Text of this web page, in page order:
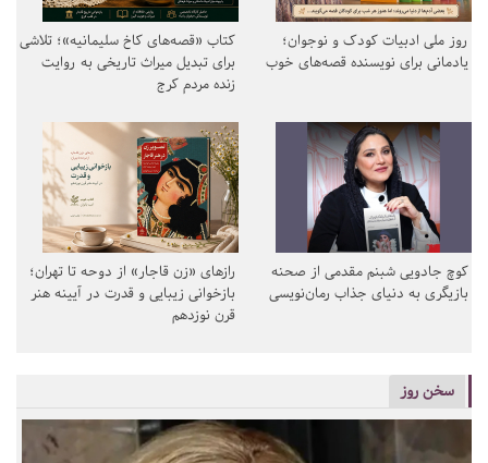
روز ملی ادبیات کودک و نوجوان؛
یادمانی برای نویسنده قصه‌های خوب
کتاب «قصه‌های کاخ سلیمانیه»؛ تلاشی
برای تبدیل میراث تاریخی به روایت
زنده مردم کرج
کوچ جادویی شبنم مقدمی از صحنه
بازیگری به دنیای جذاب رمان‌نویسی
رازهای «زن قاجار» از دوحه تا تهران؛
بازخوانی زیبایی و قدرت در آیینه هنر
قرن نوزدهم
سخن روز